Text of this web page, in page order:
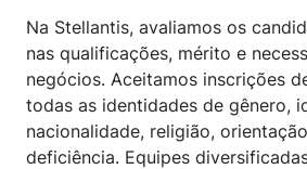
Na Stellantis, avaliamos os
nas qualificações, mérito e
negócios. Aceitamos inscrições
todas as identidades de gênero,
nacionalidade, religião,
deficiência. Equipes